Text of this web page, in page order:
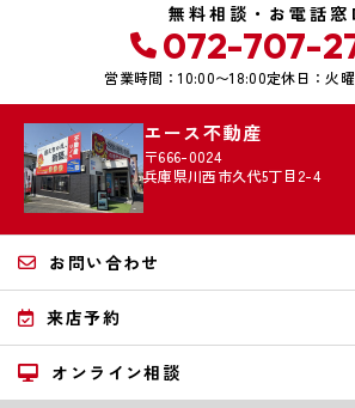
無料相談・お電話窓
072-707-
営業時間：10:00〜18:00定休日：火
エース不動産
〒666-0024
兵庫県川西市久代5丁目2-4
お問い合わせ
来店予約
オンライン相談